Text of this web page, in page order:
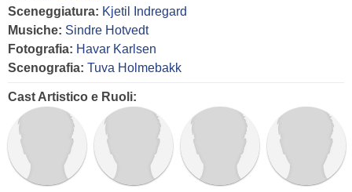
Sceneggiatura: Kjetil Indregard
Musiche: Sindre Hotvedt
Fotografia: Havar Karlsen
Scenografia: Tuva Holmebakk
Cast Artistico e Ruoli: